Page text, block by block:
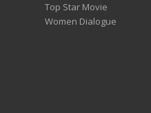
Top Star Movie
Women Dialogue